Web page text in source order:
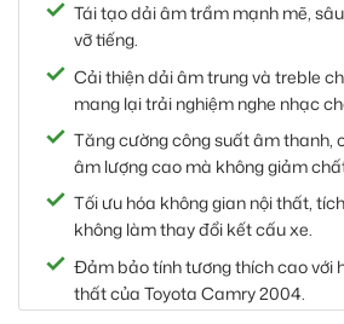
Tái tạo dải âm trầm mạnh mẽ,
vỡ tiếng.
Cải thiện dải âm trung và treble
mang lại trải nghiệm nghe nhạc
Tăng cường công suất âm thanh,
âm lượng cao mà không giảm
Tối ưu hóa không gian nội thất,
không làm thay đổi kết cấu xe.
Đảm bảo tính tương thích cao với
thất của Toyota Camry 2004.